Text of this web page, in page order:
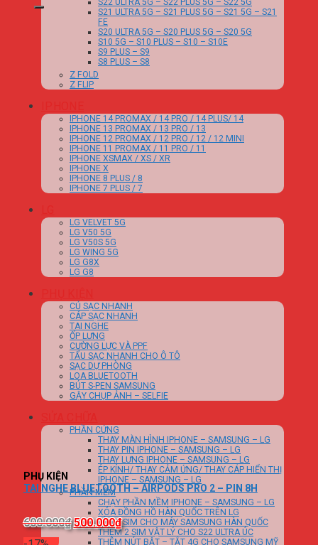
S22 ULTRA 5G – S22 PLUS 5G – S22 5G
S21 ULTRA 5G – S21 PLUS 5G – S21 5G – S21
FE
S20 ULTRA 5G – S20 PLUS 5G – S20 5G
S10 5G – S10 PLUS – S10 – S10E
S9 PLUS – S9
S8 PLUS – S8
Z FOLD
Z FLIP
IPHONE 14 PROMAX / 14 PRO / 14 PLUS/ 14
IPHONE 13 PROMAX / 13 PRO / 13
IPHONE 12 PROMAX / 12 PRO / 12 / 12 MINI
IPHONE 11 PROMAX / 11 PRO / 11
IPHONE XSMAX / XS / XR
IPHONE X
IPHONE 8 PLUS / 8
IPHONE 7 PLUS / 7
LG VELVET 5G
LG V50 5G
LG V50S 5G
LG WING 5G
LG G8X
LG G8
CỦ SẠC NHANH
CÁP SẠC NHANH
TAI NGHE
ỐP LƯNG
CƯỜNG LỰC VÀ PPF
TẨU SẠC NHANH CHO Ô TÔ
SẠC DỰ PHÒNG
LOA BLUETOOTH
BÚT S-PEN SAMSUNG
GẬY CHỤP ẢNH – SELFIE
PHẦN CỨNG
THAY MÀN HÌNH IPHONE – SAMSUNG – LG
THAY PIN IPHONE – SAMSUNG – LG
THAY LƯNG IPHONE – SAMSUNG – LG
ÉP KÍNH/ THAY CẢM ỨNG/ THAY CÁP HIỂN THỊ
IPHONE – SAMSUNG – LG
PHẦN MỀM
CHẠY PHẦN MỀM IPHONE – SAMSUNG – LG
XÓA ĐỒNG HỒ HÀN QUỐC TRÊN LG
LÊN 2 SIM CHO MÁY SAMSUNG HÀN QUỐC
THÊM 2 SIM VẬT LÝ CHO S22 ULTRA ÚC
THÊM NÚT BẬT – TẮT 4G CHO SAMSUNG MỸ
PHỤ KIỆN
TAI NGHE BLUETOOTH – AIRPODS PRO 2 – PIN 8H
600.000₫ 500.000₫